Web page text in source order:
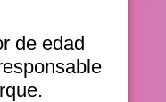
de edad